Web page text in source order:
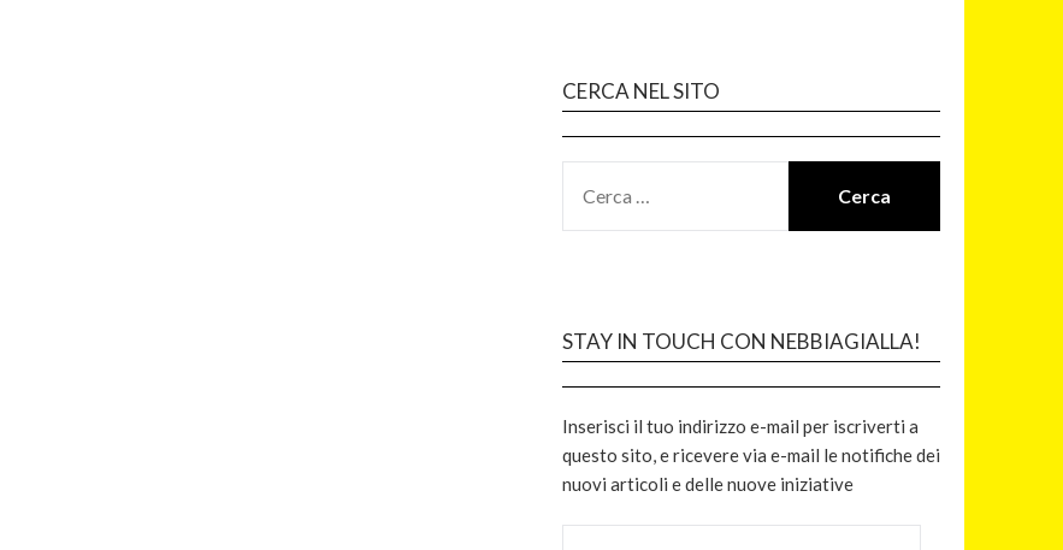
CERCA NEL SITO
STAY IN TOUCH CON NEBBIAGIALLA!
Inserisci il tuo indirizzo e-mail per iscriverti a
questo sito, e ricevere via e-mail le notifiche dei
nuovi articoli e delle nuove iniziative